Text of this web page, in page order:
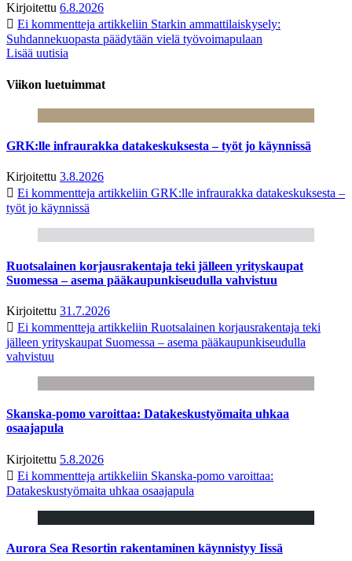
Kirjoitettu 6.8.2026
Ei kommentteja artikkeliin Starkin ammattilaiskysely:
Suhdannekuopasta päädytään vielä työvoimapulaan
Lisää uutisia
Viikon luetuimmat
GRK:lle infraurakka datakeskuksesta – työt jo käynnissä
Kirjoitettu 3.8.2026
Ei kommentteja artikkeliin GRK:lle infraurakka datakeskuksesta –
työt jo käynnissä
Ruotsalainen korjausrakentaja teki jälleen yrityskaupat
Suomessa – asema pääkaupunkiseudulla vahvistuu
Kirjoitettu 31.7.2026
Ei kommentteja artikkeliin Ruotsalainen korjausrakentaja teki
jälleen yrityskaupat Suomessa – asema pääkaupunkiseudulla
vahvistuu
Skanska-pomo varoittaa: Datakeskustyömaita uhkaa
osaajapula
Kirjoitettu 5.8.2026
Ei kommentteja artikkeliin Skanska-pomo varoittaa:
Datakeskustyömaita uhkaa osaajapula
Aurora Sea Resortin rakentaminen käynnistyy Iissä